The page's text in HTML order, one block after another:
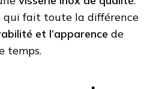
qui fait toute la différence
et l’apparence de
temps.